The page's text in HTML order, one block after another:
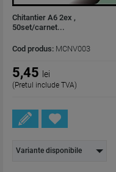
Chitantier A6 2ex ,
50set/carnet...
Cod produs: MCNV003
5,45 lei
(Pretul include TVA)
Variante disponibile